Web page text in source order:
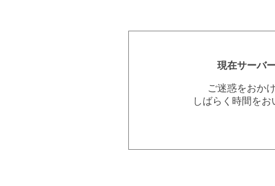
現在サーバ
ご迷惑をおか
しばらく時間を